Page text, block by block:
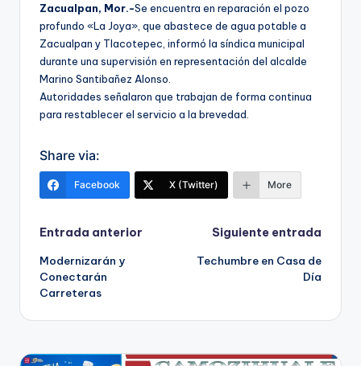
Zacualpan, Mor.-Se encuentra en reparación el pozo
profundo «La Joya», que abastece de agua potable a
Zacualpan y Tlacotepec, informó la síndica municipal
durante una supervisión en representación del alcalde
Marino Santibañez Alonso.
Autoridades señalaron que trabajan de forma continua
para restablecer el servicio a la brevedad.
Share via:
Facebook X (Twitter) More
Navegación
de
entradas
Entrada anterior
Modernizarán y
Conectarán
Carreteras
Siguiente entrada
Techumbre en Casa de
Día